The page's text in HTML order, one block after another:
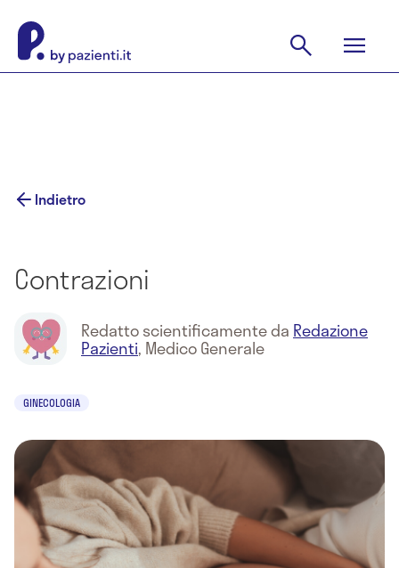
Indietro
Contrazioni
Redatto scientificamente da Redazione
Pazienti, Medico Generale
GINECOLOGIA